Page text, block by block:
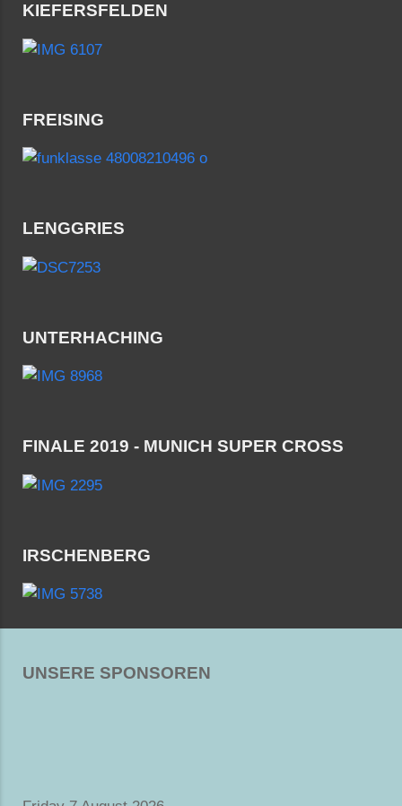
KIEFERSFELDEN
FREISING
LENGGRIES
UNTERHACHING
FINALE 2019 - MUNICH SUPER CROSS
IRSCHENBERG
UNSERE SPONSOREN